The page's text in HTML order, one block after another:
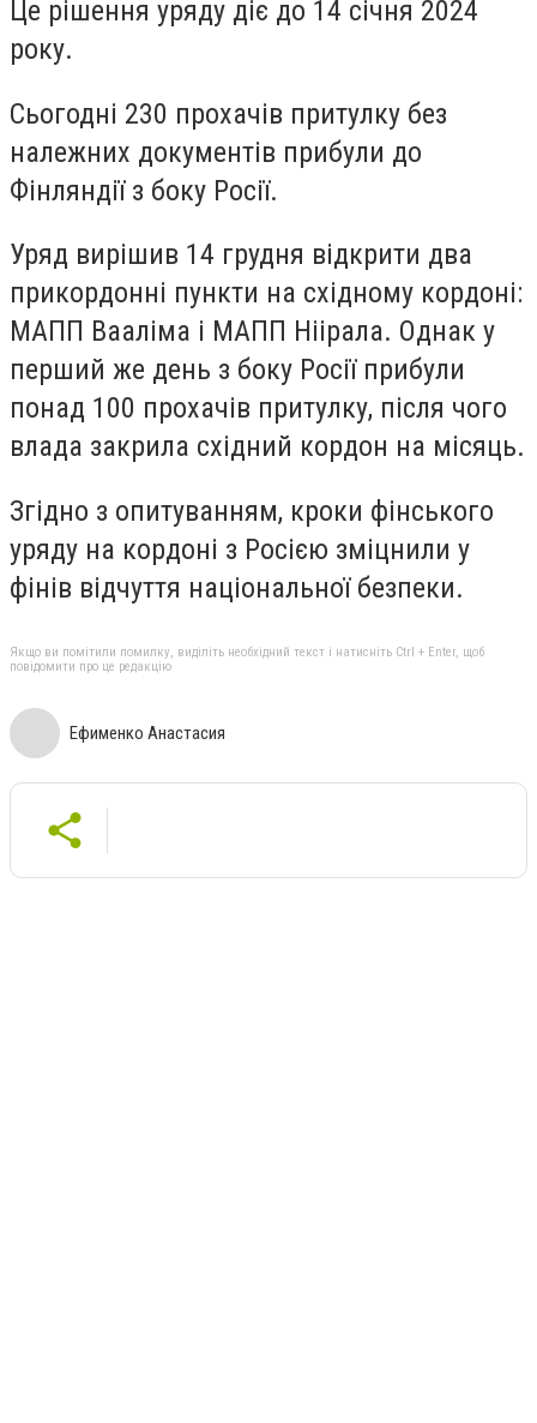
Це рішення уряду діє до 14 січня 2024
року.
Сьогодні 230 прохачів притулку без
належних документів прибули до
Фінляндії з боку Росії.
Уряд вирішив 14 грудня відкрити два
прикордонні пункти на східному кордоні:
МАПП Вааліма і МАПП Ніірала. Однак у
перший же день з боку Росії прибули
понад 100 прохачів притулку, після чого
влада закрила східний кордон на місяць.
Згідно з опитуванням, кроки фінського
уряду на кордоні з Росією зміцнили у
фінів відчуття національної безпеки.
Якщо ви помітили помилку, виділіть необхідний текст і натисніть Ctrl + Enter, щоб
повідомити про це редакцію
Ефименко Анастасия